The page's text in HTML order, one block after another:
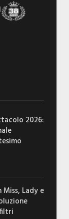
2026:
Miss, Lady e